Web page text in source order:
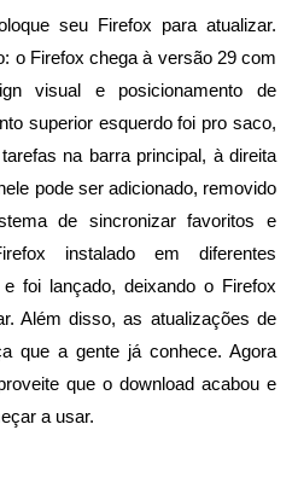
seu Firefox para atualizar.
o Firefox chega à versão 29 com
visual e posicionamento de
superior esquerdo foi pro saco,
na barra principal, à direita
pode ser adicionado, removido
de sincronizar favoritos e
instalado em diferentes
e foi lançado, deixando o Firefox
Além disso, as atualizações de
que a gente já conhece. Agora
que o download acabou e
a usar.